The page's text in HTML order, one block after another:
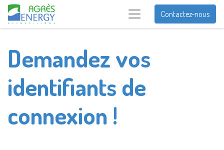
Contactez-nous
Demandez vos
identifiants de
connexion !